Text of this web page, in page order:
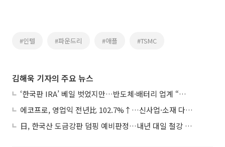
#인텔 #파운드리 #애플 #TSMC
김해욱 기자의 주요 뉴스
‘한국판 IRA’ 베일 벗었지만…반도체·배터리 업계 “시행령이 관건”
에코프로, 영업익 전년比 102.7%↑…신사업·소재 다각화 박차
日, 한국산 도금강판 덤핑 예비판정…내년 대일 철강 수출 ‘빨간불’